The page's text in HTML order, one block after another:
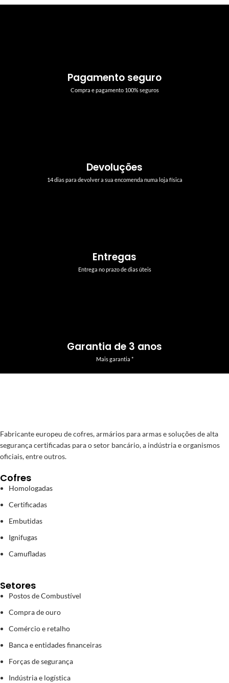
Pagamento seguro
Compra e pagamento 100% seguros
Devoluções
14 dias para devolver a sua encomenda numa loja física
Entregas
Entrega no prazo de dias úteis
Garantia de 3 anos
Mais garantia *
Fabricante europeu de cofres, armários para armas e soluções de alta
segurança certificadas para o setor bancário, a indústria e organismos
oficiais, entre outros.
Cofres
Homologadas
Certificadas
Embutidas
Ignifugas
Camufladas
Setores
Postos de Combustível
Compra de ouro
Comércio e retalho
Banca e entidades financeiras
Forças de segurança
Indústria e logística